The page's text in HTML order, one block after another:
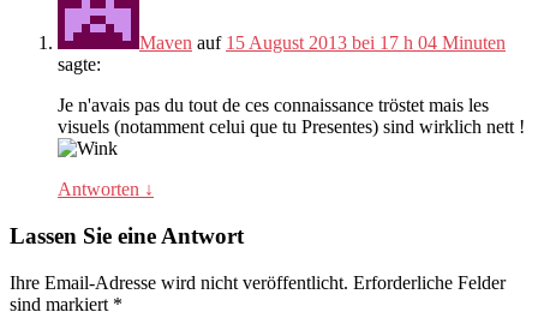
Maven auf 15 August 2013 bei 17 h 04 Minuten
sagte:
Je n'avais pas du tout de ces connaissance tröstet mais les
visuels (notamment celui que tu Presentes) sind wirklich nett !
Antworten ↓
Lassen Sie eine Antwort
Ihre Email-Adresse wird nicht veröffentlicht. Erforderliche Felder
sind markiert *